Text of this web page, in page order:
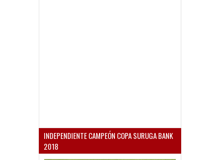
INDEPENDIENTE CAMPEÓN COPA SURUGA BANK
2018